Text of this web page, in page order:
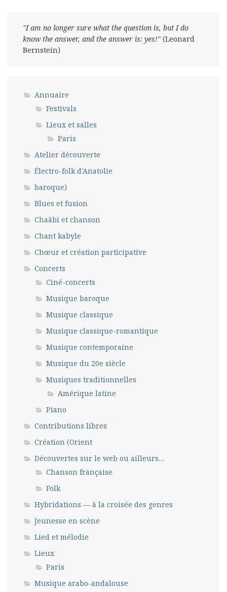
"I am no longer sure what the question is, but I do
know the answer, and the answer is: yes!" (Leonard
Bernstein)
Annuaire
Festivals
Lieux et salles
Paris
Atelier découverte
Électro-folk d'Anatolie
baroque)
Blues et fusion
Chaâbi et chanson
Chant kabyle
Chœur et création participative
Concerts
Ciné-concerts
Musique baroque
Musique classique
Musique classique-romantique
Musique contemporaine
Musique du 20e siècle
Musiques traditionnelles
Amérique latine
Piano
Contributions libres
Création (Orient
Découvertes sur le web ou ailleurs…
Chanson française
Folk
Hybridations — à la croisée des genres
Jeunesse en scène
Lied et mélodie
Lieux
Paris
Musique arabo-andalouse